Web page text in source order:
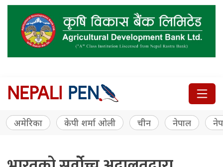
अमेरिका केपी शर्मा ओली चीन नेपाल